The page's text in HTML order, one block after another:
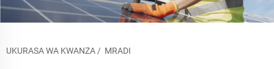
UKURASA WA KWANZA / MRADI